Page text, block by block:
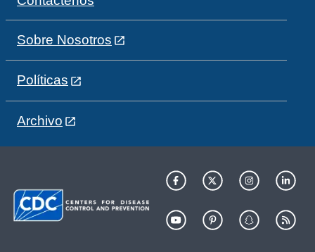
Sobre Nosotros
Políticas
Archivo